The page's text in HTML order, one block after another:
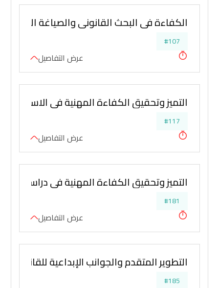
الكفاءة فى البحث القانوني والصياغة القانونية
#107
عرض التفاصيل
التميز وتحقيق الكفاءة المهنية في الاستشارات
#117
عرض التفاصيل
التميز وتحقيق الكفاءة المهنية في دراسة
#181
عرض التفاصيل
التطوير المتقدم والجوانب الإبداعية للقانونيين
#185